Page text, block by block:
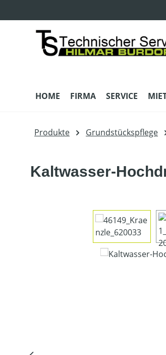
HOME FIRMA SERVICE
Produkte Grundstückspflege
Kaltwasser-
Bildergalerie überspringen